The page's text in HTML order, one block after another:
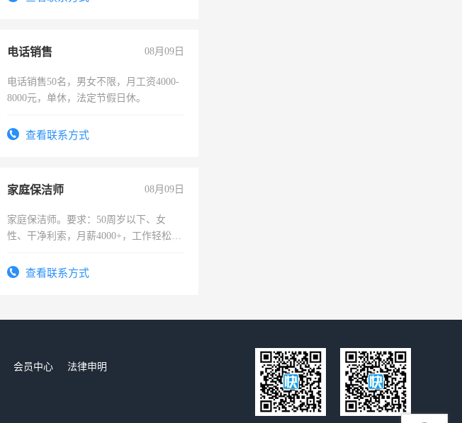
电话销售 08月09日
电话销售50名，男女不限，月工资4000-
8000元，单休，法定节假日休。
查看联系方式
家庭保洁师 08月09日
家庭保洁师。要求：50周岁以下、女
性、干净利索，月薪4000+，工作轻松，
太太等。查看联系方式
会员中心
法律申明